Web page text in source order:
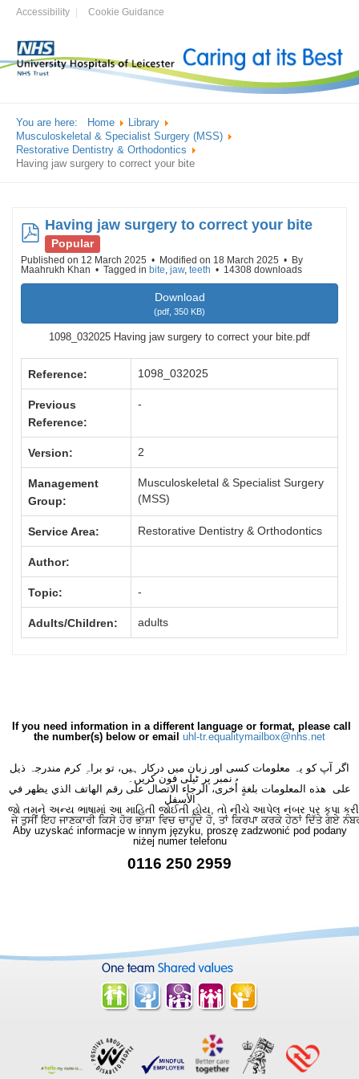
Accessibility Cookie Guidance
You are here: Home
Library
Musculoskeletal & Specialist Surgery (MSS)
Restorative Dentistry & Orthodontics
Having jaw surgery to correct your bite
pdf
Having jaw surgery to correct your bite
Popular
Published on 12 March 2025 Modified on 18 March 2025
By
Maahrukh Khan
Tagged in bite, jaw, teeth 14308 downloads
Download
(pdf, 350 KB)
1098_032025 Having jaw surgery to correct your bite.pdf
Reference: 1098_032025
Previous
Reference:
-
Version: 2
Management
Group:
Musculoskeletal & Specialist Surgery
(MSS)
Service Area: Restorative Dentistry & Orthodontics
Author:
Topic: -
Adults/Children: adults
If you need information in a different language or format, please call
the number(s) below or email uhl-tr.equalitymailbox@nhs.net
اگر آپ کو یہ معلومات کسی اور زبان میں درکار ہیں، تو براہِ کرم مندرجہ ذیل
نمبر پر ٹیلی فون کریں۔
على هذه المعلومات بلغةٍ أُخرى، الرجاء الاتصال على رقم الهاتف الذي يظهر في
الأسفل
જો તમને અન્ય ભાષામાં આ માહિતી જોઈતી હોય, તો નીચે આપેલ નંબર પર કૃપા કરી
ਜੇ ਤੁਸੀਂ ਇਹ ਜਾਣਕਾਰੀ ਕਿਸੇ ਹੋਰ ਭਾਸ਼ਾ ਵਿਚ ਚਾਹੁੰਦੇ ਹੋ, ਤਾਂ ਕਿਰਪਾ ਕਰਕੇ ਹੇਠਾਂ ਦਿੱਤੇ ਗਏ
Aby uzyskać informacje w innym języku, proszę zadzwonić pod podany
niżej numer telefonu
0116 250 2959